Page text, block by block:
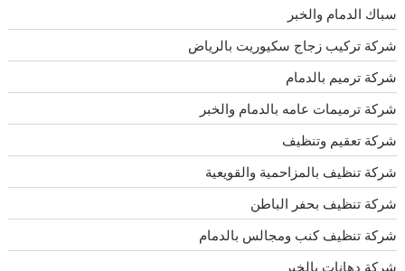
سباك الدمام والخبر
شركة تركيب زجاج سكيوريت بالرياض
شركة ترميم بالدمام
شركة ترميمات عامه بالدمام والخبر
شركة تعقيم وتنظيف
شركة تنظيف بالمزاحمية والقويعية
شركة تنظيف بحفر الباطن
شركة تنظيف كنب ومجالس بالدمام
شركة دهانات بالخبر